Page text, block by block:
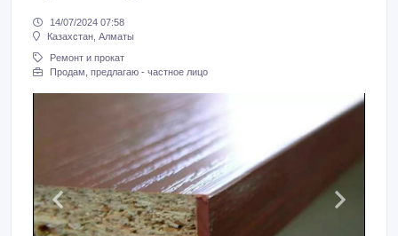
14/07/2024 07:58
Казахстан, Алматы
Ремонт и прокат
Продам, предлагаю - частное лицо